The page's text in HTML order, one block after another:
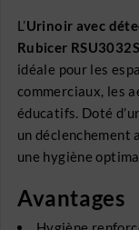
L’Urinoir avec
Rubicer
idéale pour les
commerciaux, les
éducatifs. Doté
un déclenchement
une hygiène
Avantages